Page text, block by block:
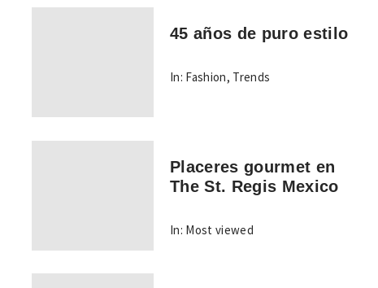
45 años de puro estilo
In: Fashion, Trends
Placeres gourmet en
The St. Regis Mexico
In: Most viewed